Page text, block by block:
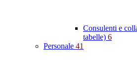
Consulenti e
tabelle) 6
Personale 41